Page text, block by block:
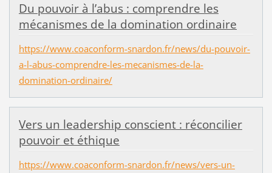
Du pouvoir à l’abus : comprendre les
mécanismes de la domination ordinaire
https://www.coaconform-snardon.fr/news/du-pouvoir-
a-l-abus-comprendre-les-mecanismes-de-la-
domination-ordinaire/
Vers un leadership conscient : réconcilier
pouvoir et éthique
https://www.coaconform-snardon.fr/news/vers-un-